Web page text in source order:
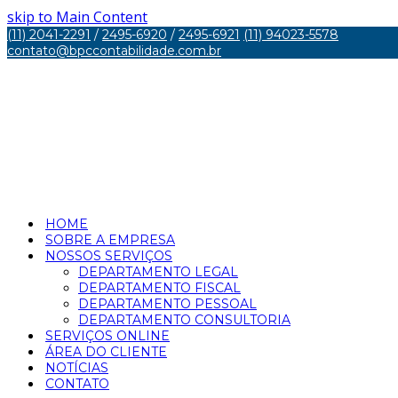
skip to Main Content
(11) 2041-2291 / 2495-6920 / 2495-6921 (11) 94023-5578
contato@bpccontabilidade.com.br
HOME
SOBRE A EMPRESA
NOSSOS SERVIÇOS
DEPARTAMENTO LEGAL
DEPARTAMENTO FISCAL
DEPARTAMENTO PESSOAL
DEPARTAMENTO CONSULTORIA
SERVIÇOS ONLINE
ÁREA DO CLIENTE
NOTÍCIAS
CONTATO